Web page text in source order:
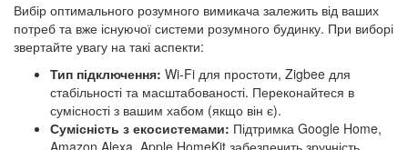
Вибір оптимального розумного вимикача залежить від ваших
потреб та вже існуючої системи розумного будинку. При виборі
звертайте увагу на такі аспекти:
Тип підключення: Wi-Fi для простоти, Zigbee для
стабільності та масштабованості. Переконайтеся в
сумісності з вашим хабом (якщо він є).
Сумісність з екосистемами: Підтримка Google Home,